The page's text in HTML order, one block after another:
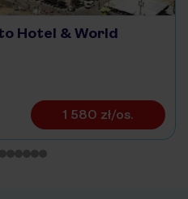
Hotel & World
1 580 zł/os.